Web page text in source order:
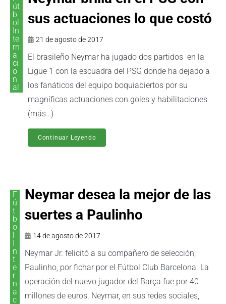
út
b
ol
In
te
rn
a
ci
o
n
al
sus actuaciones lo que costó
21 de agosto de 2017
El brasileño Neymar ha jugado dos partidos en la
Ligue 1 con la escuadra del PSG donde ha dejado a
los fanáticos del equipo boquiabiertos por su
magníficas actuaciones con goles y habilitaciones
(más…)
Continuar Leyendo
F
ú
t
b
o
l
I
n
t
e
r
n
a
c
Neymar desea la mejor de las
suertes a Paulinho
14 de agosto de 2017
Neymar Jr. felicitó a su compañero de selección,
Paulinho, por fichar por el Fútbol Club Barcelona. La
operación del nuevo jugador del Barça fue por 40
millones de euros. Neymar, en sus redes sociales,